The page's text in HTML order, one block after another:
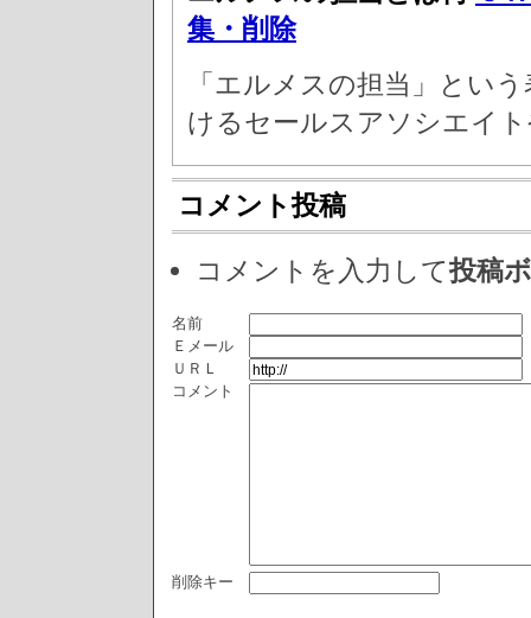
集・削除
「エルメスの担当」とい
けるセールスアソシエイ
コメント投稿
コメントを入力して投稿
名前
Ｅメール
ＵＲＬ
コメント
削除キー